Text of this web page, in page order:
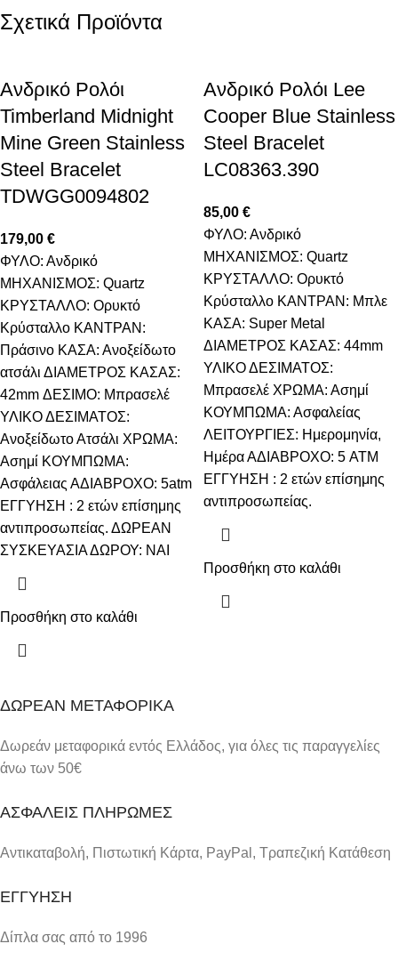
Σχετικά Προϊόντα
Ανδρικό Ρολόι
Timberland Midnight
Mine Green Stainless
Steel Bracelet
TDWGG0094802
179,00 €
ΦΥΛΟ: Ανδρικό
ΜΗΧΑΝΙΣΜΟΣ: Quartz
ΚΡΥΣΤΑΛΛΟ: Ορυκτό
Κρύσταλλο ΚΑΝΤΡΑΝ:
Πράσινο ΚΑΣΑ: Ανοξείδωτο
ατσάλι ΔΙΑΜΕΤΡΟΣ ΚΑΣΑΣ:
42mm ΔΕΣΙΜΟ: Μπρασελέ
ΥΛΙΚΟ ΔΕΣΙΜΑΤΟΣ:
Ανοξείδωτο Ατσάλι ΧΡΩΜΑ:
Ασημί ΚΟΥΜΠΩΜΑ:
Ασφάλειας ΑΔΙΑΒΡΟΧΟ: 5atm
ΕΓΓΥΗΣΗ : 2 ετών επίσημης
αντιπροσωπείας. ΔΩΡΕΑΝ
ΣΥΣΚΕΥΑΣΙΑ ΔΩΡΟΥ: NAI
Προσθήκη στο καλάθι
Ανδρικό Ρολόι Lee
Cooper Blue Stainless
Steel Bracelet
LC08363.390
85,00 €
ΦΥΛΟ: Ανδρικό
ΜΗΧΑΝΙΣΜΟΣ: Quartz
ΚΡΥΣΤΑΛΛΟ: Ορυκτό
Κρύσταλλο ΚΑΝΤΡΑΝ: Μπλε
ΚΑΣΑ: Super Metal
ΔΙΑΜΕΤΡΟΣ ΚΑΣΑΣ: 44mm
ΥΛΙΚΟ ΔΕΣΙΜΑΤΟΣ:
Μπρασελέ ΧΡΩΜΑ: Ασημί
ΚΟΥΜΠΩΜΑ: Ασφαλείας
ΛΕΙΤΟΥΡΓΙΕΣ: Ημερομηνία,
Ημέρα ΑΔΙΑΒΡΟΧΟ: 5 ATM
ΕΓΓΥΗΣΗ : 2 ετών επίσημης
αντιπροσωπείας.
Προσθήκη στο καλάθι
ΔΩΡΕΑΝ ΜΕΤΑΦΟΡΙΚΑ
Δωρεάν μεταφορικά εντός Ελλάδος, για όλες τις παραγγελίες
άνω των 50€
ΑΣΦΑΛΕΙΣ ΠΛΗΡΩΜΕΣ
Αντικαταβολή, Πιστωτική Κάρτα, PayPal, Τραπεζική Kατάθεση
ΕΓΓΥΗΣΗ
Δίπλα σας από το 1996